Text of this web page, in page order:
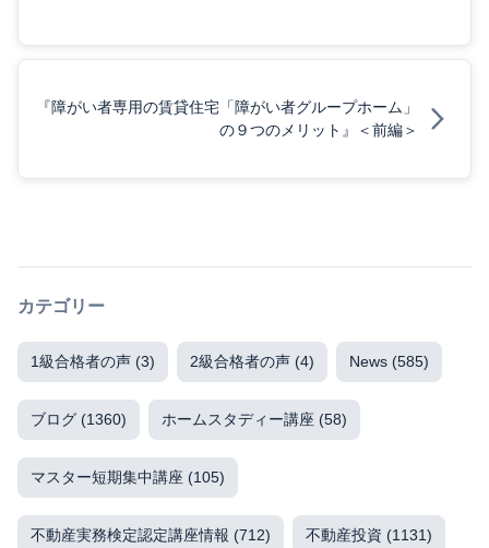
『障がい者専用の賃貸住宅「障がい者グループホーム」
の９つのメリット』＜前編＞
カテゴリー
1級合格者の声 (3) 2級合格者の声 (4) News (585)
ブログ (1360) ホームスタディー講座 (58)
マスター短期集中講座 (105)
不動産実務検定認定講座情報 (712) 不動産投資 (1131)